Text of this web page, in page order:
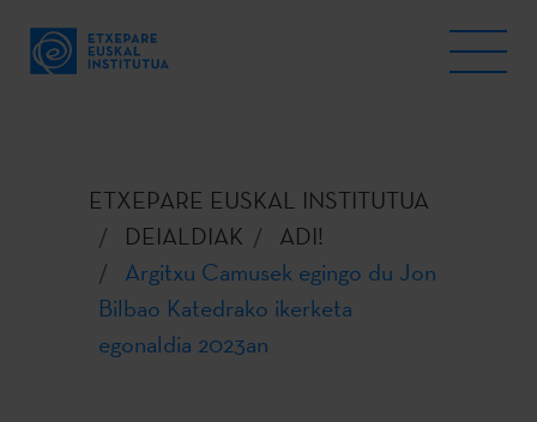
ETXEPARE EUSKAL INSTITUTUA
DEIALDIAK
ADI!
Argitxu Camusek egingo du Jon
Bilbao Katedrako ikerketa
egonaldia 2023an